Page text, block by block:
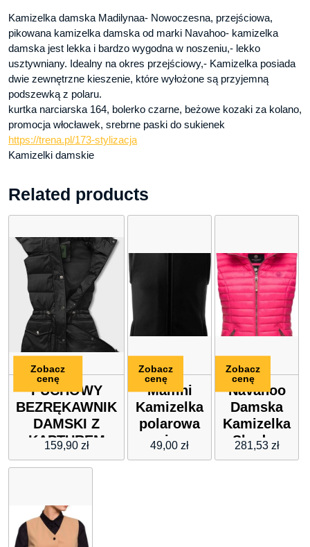
Kamizelka damska Madilynaa- Nowoczesna, przejściowa,
pikowana kamizelka damska od marki Navahoo- kamizelka
damska jest lekka i bardzo wygodna w noszeniu,- lekko
usztywniany. Idealny na okres przejściowy,- Kamizelka posiada
dwie zewnętrzne kieszenie, które wyłożone są przyjemną
podszewką z polaru.
kurtka narciarska 164, bolerko czarne, beżowe kozaki za kolano,
promocja włocławek, srebrne paski do sukienek
https://trena.pl/173-stylizacja
Kamizelki damskie
Related products
PUCHOWY
BEZRĘKAWNIK
DAMSKI Z
KAPTUREM
CZARNY (CAN-
159,90 zł
Zobacz
cenę
Malfini
Kamizelka
polarowa
unisex
5X8
49,00 zł
Zobacz
cenę
Navahoo
Damska
Kamizelka
Shadaa
Pink Xl
281,53 zł
Zobacz
cenę